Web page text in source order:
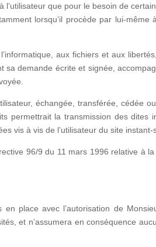
que pour le besoin de
lorsqu’il procède par lui-
aux fichiers et aux
sa demande écrite et signée,
échangée, transférée, cédée
permettrait la transmission des dites
vis à vis de l’utilisateur du site instant-
96/9 du 11 mars 1996 relative à
place avec l’autorisation de
et n’assumera en conséquence